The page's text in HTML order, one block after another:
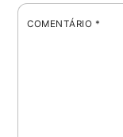
COMENTÁRIO *